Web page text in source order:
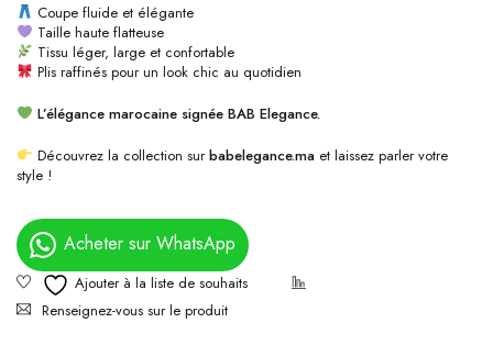
Coupe fluide et élégante
Taille haute flatteuse
Tissu léger, large et confortable
Plis raffinés pour un look chic au quotidien
L’élégance marocaine signée BAB Elegance.
Découvrez la collection surbabelegance.maet laissez parler votre
style !
Acheter sur WhatsApp
Renseignez-vous sur le produit